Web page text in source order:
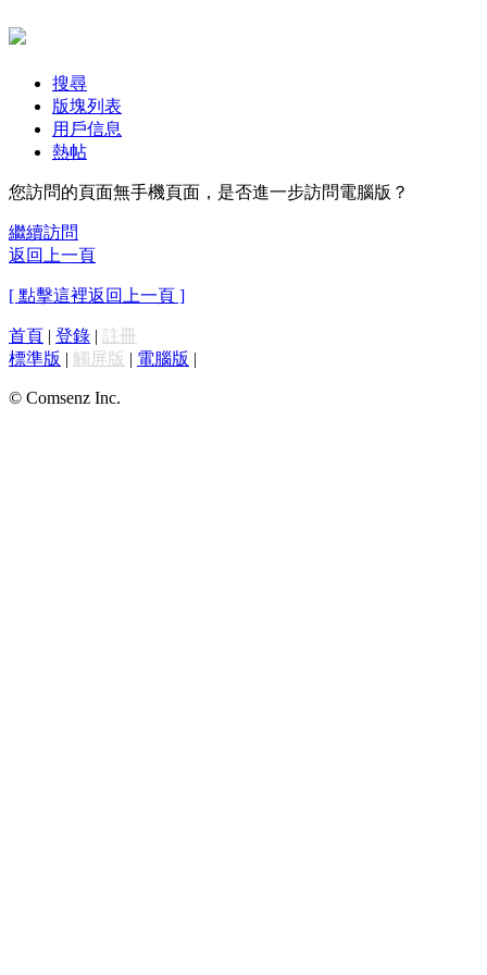
搜尋
版塊列表
用戶信息
熱帖
您訪問的頁面無手機頁面，是否進一步訪問電腦版？
繼續訪問
返回上一頁
[ 點擊這裡返回上一頁 ]
首頁 | 登錄 | 註冊
標準版 | 觸屏版 | 電腦版 |
© Comsenz Inc.